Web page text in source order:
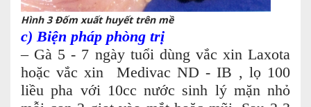
Hình 3 Đốm xuất huyết trên mề
c) Biện pháp phòng trị
– Gà 5 - 7 ngày tuổi dùng vắc xin Laxota
hoặc vắc xin Medivac ND - IB , lọ 100
liều pha với 10cc nước sinh lý mặn nhỏ